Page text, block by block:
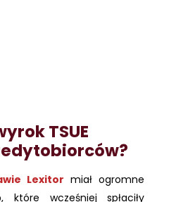
TSUE
Lexitor miał ogromne
które wcześniej spłaciły